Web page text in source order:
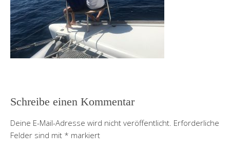
Schreibe einen Kommentar
Deine E-Mail-Adresse wird nicht veröffentlicht. Erforderliche
Felder sind mit * markiert